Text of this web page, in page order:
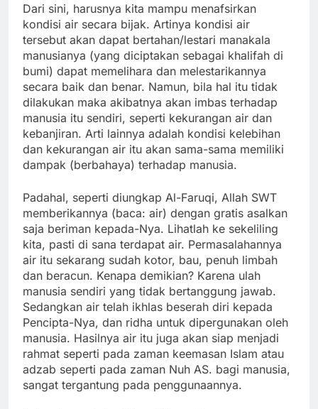
Dari sini, harusnya kita mampu menafsirkan
kondisi air secara bijak. Artinya kondisi air
tersebut akan dapat bertahan/lestari manakala
manusianya (yang diciptakan sebagai khalifah di
bumi) dapat memelihara dan melestarikannya
secara baik dan benar. Namun, bila hal itu tidak
dilakukan maka akibatnya akan imbas terhadap
manusia itu sendiri, seperti kekurangan air dan
kebanjiran. Arti lainnya adalah kondisi kelebihan
dan kekurangan air itu akan sama-sama memiliki
dampak (berbahaya) terhadap manusia.
Padahal, seperti diungkap Al-Faruqi, Allah SWT
memberikannya (baca: air) dengan gratis asalkan
saja beriman kepada-Nya. Lihatlah ke sekeliling
kita, pasti di sana terdapat air. Permasalahannya
air itu sekarang sudah kotor, bau, penuh limbah
dan beracun. Kenapa demikian? Karena ulah
manusia sendiri yang tidak bertanggung jawab.
Sedangkan air telah ikhlas beserah diri kepada
Pencipta-Nya, dan ridha untuk dipergunakan oleh
manusia. Hasilnya air itu juga akan siap menjadi
rahmat seperti pada zaman keemasan Islam atau
adzab seperti pada zaman Nuh AS. bagi manusia,
sangat tergantung pada penggunaannya.